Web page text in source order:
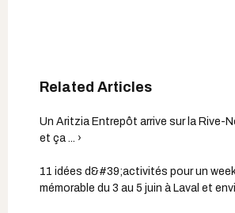
Un Aritzia Entrepôt arrive sur la Rive-
et ça ... ›
11 idées d&#39;activités pour un
mémorable du 3 au 5 juin à Laval et